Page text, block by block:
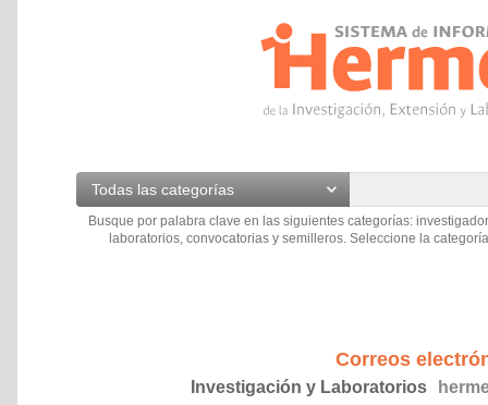
Todas las categorías
Busque por palabra clave en las siguientes categorías:
laboratorios, convocatorias y semilleros. Seleccione la
Correos
Investigación y Laboratorios